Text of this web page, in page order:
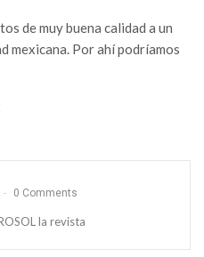
de muy buena calidad a un
mexicana. Por ahí podríamos
0 Comments
la revista